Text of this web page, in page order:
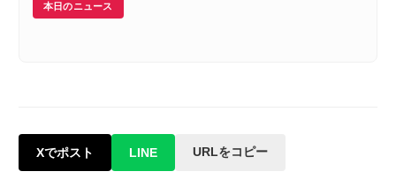
本日のニュース
Xでポスト LINE URLをコピー